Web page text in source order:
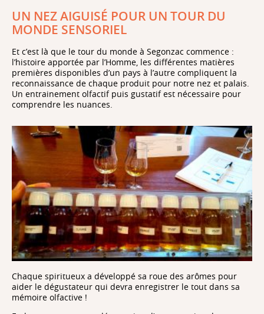
UN NEZ AIGUISÉ POUR UN TOUR DU
MONDE SENSORIEL
Et c’est là que le tour du monde à Segonzac commence :
l’histoire apportée par l’Homme, les différentes matières
premières disponibles d’un pays à l’autre compliquent la
reconnaissance de chaque produit pour notre nez et palais.
Un entrainement olfactif puis gustatif est nécessaire pour
comprendre les nuances.
Chaque spiritueux a développé sa roue des arômes pour
aider le dégustateur qui devra enregistrer le tout dans sa
mémoire olfactive !